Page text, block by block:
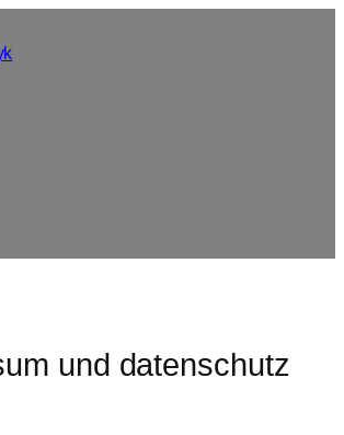
und datenschutz